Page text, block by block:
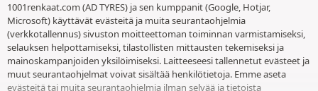
1001renkaat.com (AD TYRES) ja sen kumppanit (Google, Hotjar,
Microsoft) käyttävät evästeitä ja muita seurantaohjelmia
(verkkotallennus) sivuston moitteettoman toiminnan varmistamiseksi,
selauksen helpottamiseksi, tilastollisten mittausten tekemiseksi ja
mainoskampanjoiden yksilöimiseksi. Laitteeseesi tallennetut evästeet ja
muut seurantaohjelmat voivat sisältää henkilötietoja. Emme aseta
evästeitä tai muita seurantaohjelmia ilman selvää ja tietoista